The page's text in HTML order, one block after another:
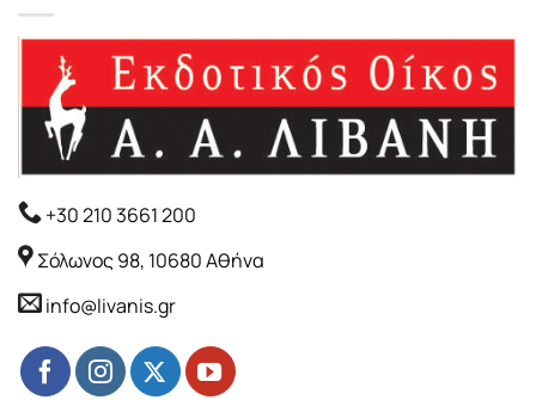
+30 210 3661 200
Σόλωνος 98, 10680 Αθήνα
info@livanis.gr